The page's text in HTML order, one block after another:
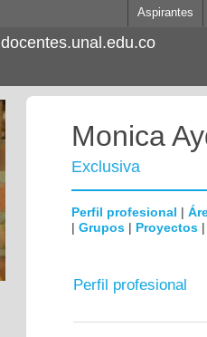
Aspirantes
docentes.unal.edu.co
Monica
Exclusiva
Perfil profesional |
| Grupos | Proyectos
Perfil profesional